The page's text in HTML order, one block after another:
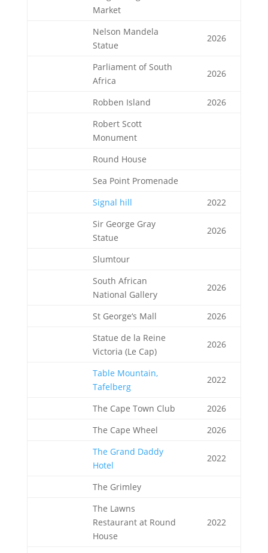
Market
Nelson Mandela
Statue
2026
Parliament of South
Africa
2026
Robben Island
2026
Robert Scott
Monument
Round House
Sea Point Promenade
Signal hill
2022
Sir George Gray
Statue
2026
Slumtour
South African
National Gallery
2026
St George‘s Mall
2026
Statue de la Reine
Victoria (Le Cap)
2026
Table Mountain,
Tafelberg
2022
The Cape Town Club
2026
The Cape Wheel
2026
The Grand Daddy
Hotel
2022
The Grimley
The Lawns
Restaurant at Round
House
2022